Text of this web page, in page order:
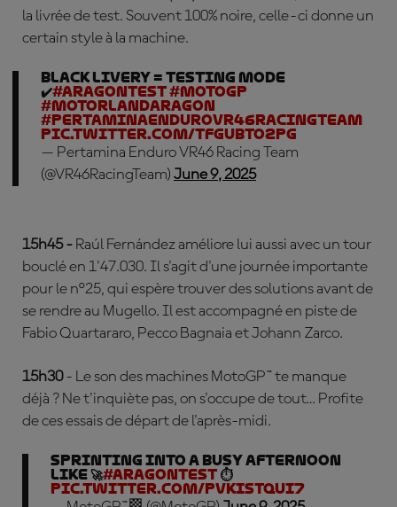
la livrée de test. Souvent 100% noire, celle-ci donne un
certain style à la machine.
Black livery = Testing mode
✔️#AragonTest#MotoGP
#MotorLandAragon
#PertaminaEnduroVR46RacingTeam
pic.twitter.com/TfGUBto2Pg
— Pertamina Enduro VR46 Racing Team
(@VR46RacingTeam) June 9, 2025
15h45 - Raúl Fernández améliore lui aussi avec un tour
bouclé en 1'47.030. Il s'agit d'une journée importante
pour le n°25, qui espère trouver des solutions avant de
se rendre au Mugello. Il est accompagné en piste de
Fabio Quartararo, Pecco Bagnaia et Johann Zarco.
15h30- Le son des machines MotoGP™ te manque
déjà ? Ne t'inquiète pas, on s'occupe de tout… Profite
de ces essais de départ de l'après-midi.
Sprinting into a busy afternoon
like 🚀#AragonTest ⏱️
pic.twitter.com/PVKIStqUi7